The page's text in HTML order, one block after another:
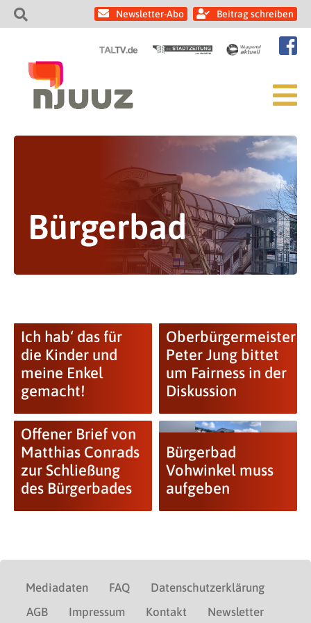
Newsletter-Abo Beitrag schreiben
Bürgerbad
Ich hab‘ das für
die Kinder und
meine Enkel
gemacht!
Oberbürgermeister
Peter Jung bittet
um Fairness in der
Diskussion
Offener Brief von
Matthias Conrads
zur Schließung
des Bürgerbades
Bürgerbad
Vohwinkel muss
aufgeben
Mediadaten FAQ
Datenschutzerklärung
AGB
Impressum Kontakt Newsletter